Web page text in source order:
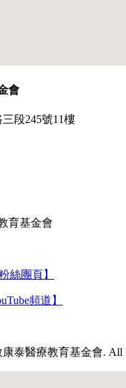
會
段245號11樓
育基金會
絲團頁】
頻道】
泰醫療教育基金會. All